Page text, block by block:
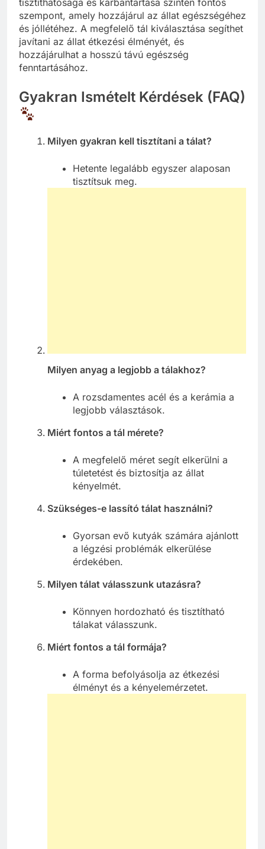
tisztíthatósága és karbantartása szintén fontos
szempont, amely hozzájárul az állat egészségéhez
és jóllétéhez. A megfelelő tál kiválasztása segíthet
javítani az állat étkezési élményét, és
hozzájárulhat a hosszú távú egészség
fenntartásához.
Gyakran Ismételt Kérdések (FAQ)
Milyen gyakran kell tisztítani a tálat?
Hetente legalább egyszer alaposan
tisztítsuk meg.
Milyen anyag a legjobb a tálakhoz?
A rozsdamentes acél és a kerámia a
legjobb választások.
Miért fontos a tál mérete?
A megfelelő méret segít elkerülni a
túletetést és biztosítja az állat
kényelmét.
Szükséges-e lassító tálat használni?
Gyorsan evő kutyák számára ajánlott
a légzési problémák elkerülése
érdekében.
Milyen tálat válasszunk utazásra?
Könnyen hordozható és tisztítható
tálakat válasszunk.
Miért fontos a tál formája?
A forma befolyásolja az étkezési
élményt és a kényelemérzetet.